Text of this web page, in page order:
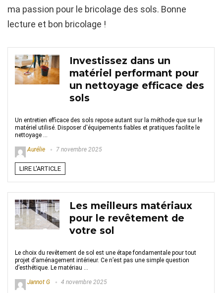
ma passion pour le bricolage des sols. Bonne
lecture et bon bricolage !
Investissez dans un
matériel performant pour
un nettoyage efficace des
sols
Un entretien efficace des sols repose autant sur la méthode que sur le
matériel utilisé. Disposer d'équipements fiables et pratiques facilite le
nettoyage ...
Aurélie 7 novembre 2025
LIRE L'ARTICLE
Les meilleurs matériaux
pour le revêtement de
votre sol
Le choix du revêtement de sol est une étape fondamentale pour tout
projet d’aménagement intérieur. Ce n’est pas une simple question
d’esthétique. Le matériau ...
Jannot G 4 novembre 2025